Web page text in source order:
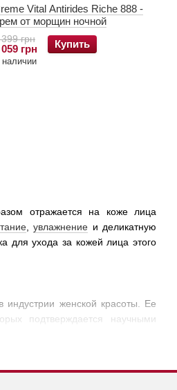
отражается на коже лица
,увлажнение и деликатную
для ухода за кожей лица этого
женской красоты. Ее
подтверждается научными
Vital Antirides Riche 888 -
от морщин ночной
грн
грн Купить
наличии